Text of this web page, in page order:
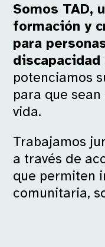
Somos TAD,
formación y
para
potenciamos
para que sean
vida.
Trabajamos
a través de
que permiten
comunitaria,